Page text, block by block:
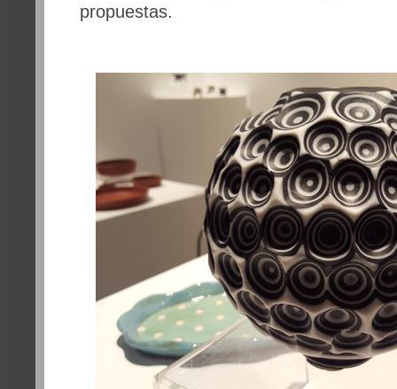
propuestas.